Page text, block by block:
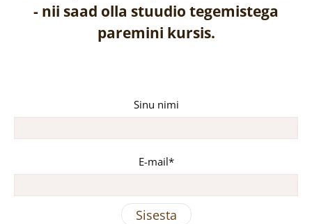
- nii saad olla stuudio tegemistega
paremini kursis.
Sinu nimi
E-mail